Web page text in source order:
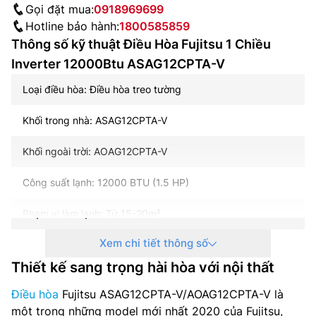
Gọi đặt mua:0918969699
Hotline bảo hành:1800585859
Thông số kỹ thuật Điều Hòa Fujitsu 1 Chiều
Inverter 12000Btu ASAG12CPTA-V
Loại điều hòa: Điều hòa treo tường
Khối trong nhà: ASAG12CPTA-V
Khối ngoài trời: AOAG12CPTA-V
Công suất lạnh: 12000 BTU (1.5 HP)
Phạm vi làm lạnh: Từ 15-20m²
Chiều Điều hòa: 1 Chiều
Công nghệ Inverter: Có
Môi chất làm lạnh: Gas R32
Xem chi tiết thông số
Thiết kế sang trọng hài hòa với nội thất
Điều hòa Fujitsu ASAG12CPTA-V/AOAG12CPTA-V là
một trong những model mới nhất 2020 của Fujitsu,